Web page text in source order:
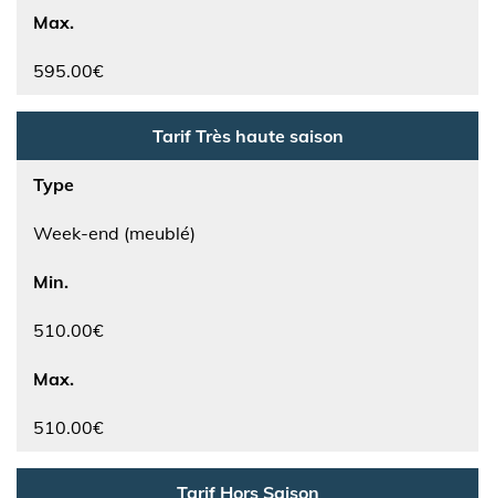
Max.
595.00€
Tarif Très haute saison
Type
Week-end (meublé)
Min.
510.00€
Max.
510.00€
Tarif Hors Saison